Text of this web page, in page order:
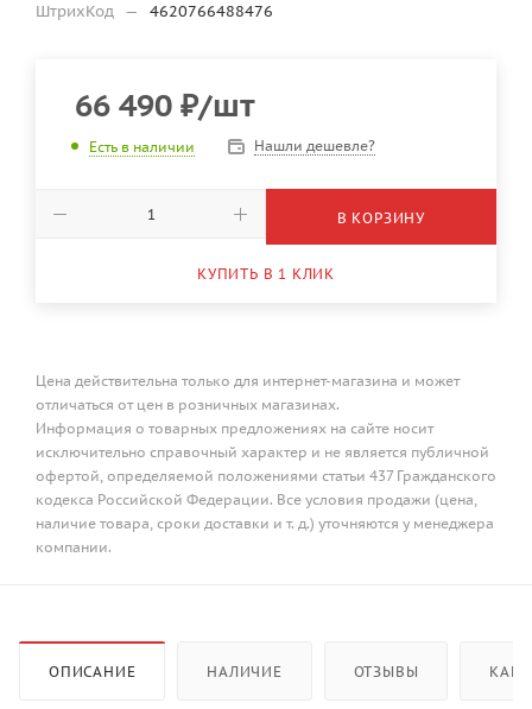
ШтрихКод — 4620766488476
66 490 ₽/шт
Есть в наличии Нашли дешевле?
В КОРЗИНУ
КУПИТЬ В 1 КЛИК
Цена действительна только для интернет-магазина и может
отличаться от цен в розничных магазинах.
Информация о товарных предложениях на сайте носит
исключительно справочный характер и не является публичной
офертой, определяемой положениями статьи 437 Гражданского
кодекса Российской Федерации. Все условия продажи (цена,
наличие товара, сроки доставки и т. д.) уточняются у менеджера
компании.
ОПИСАНИЕ НАЛИЧИЕ ОТЗЫВЫ КАК